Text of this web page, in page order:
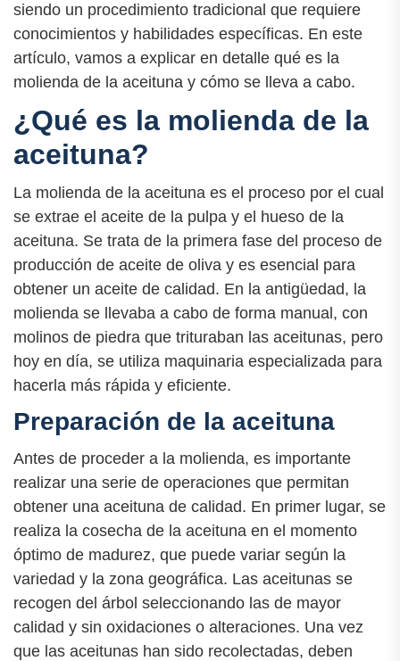
siendo un procedimiento tradicional que requiere
conocimientos y habilidades específicas. En este
artículo, vamos a explicar en detalle qué es la
molienda de la aceituna y cómo se lleva a cabo.
¿Qué es la molienda de la
aceituna?
La molienda de la aceituna es el proceso por el cual
se extrae el aceite de la pulpa y el hueso de la
aceituna. Se trata de la primera fase del proceso de
producción de aceite de oliva y es esencial para
obtener un aceite de calidad. En la antigüedad, la
molienda se llevaba a cabo de forma manual, con
molinos de piedra que trituraban las aceitunas, pero
hoy en día, se utiliza maquinaria especializada para
hacerla más rápida y eficiente.
Preparación de la aceituna
Antes de proceder a la molienda, es importante
realizar una serie de operaciones que permitan
obtener una aceituna de calidad. En primer lugar, se
realiza la cosecha de la aceituna en el momento
óptimo de madurez, que puede variar según la
variedad y la zona geográfica. Las aceitunas se
recogen del árbol seleccionando las de mayor
calidad y sin oxidaciones o alteraciones. Una vez
que las aceitunas han sido recolectadas, deben